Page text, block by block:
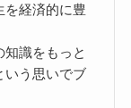
を経済的に豊
知識をもっと
いう思いでブ